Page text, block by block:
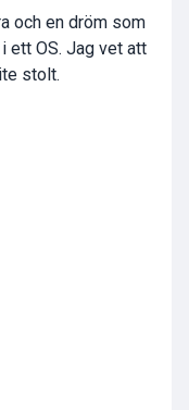
och en dröm som
ett OS. Jag vet att
stolt.